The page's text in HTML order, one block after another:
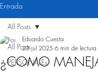
Entrada
All Posts
PERSONALEs
All Posts
¿COMO
Eduardo Cuesta
23 jul 2025 6 min de lectura